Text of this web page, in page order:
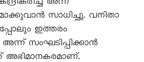
അന്ന്
സാധിച്ചു. വനിതാ
ഇത്തരം
സംഘടിപ്പിക്കാൻ
അഭിമാനകരമാണ്.